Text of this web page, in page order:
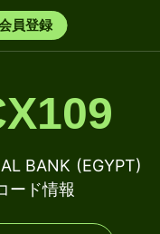
員登録
BANK (EGYPT)
ード情報